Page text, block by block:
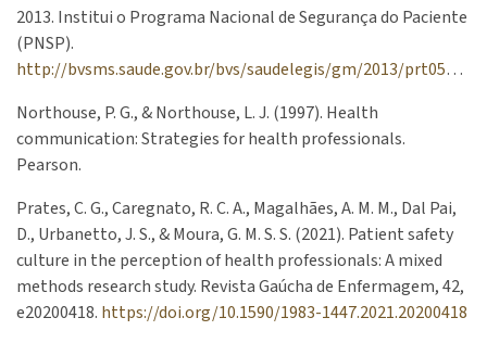
2013. Institui o Programa Nacional de Segurança do Paciente
(PNSP).
http://bvsms.saude.gov.br/bvs/saudelegis/gm/2013/prt0529_01_04_2013.html
Northouse, P. G., & Northouse, L. J. (1997). Health
communication: Strategies for health professionals.
Pearson.
Prates, C. G., Caregnato, R. C. A., Magalhães, A. M. M., Dal Pai,
D., Urbanetto, J. S., & Moura, G. M. S. S. (2021). Patient safety
culture in the perception of health professionals: A mixed
methods research study. Revista Gaúcha de Enfermagem, 42,
e20200418. https://doi.org/10.1590/1983-1447.2021.20200418